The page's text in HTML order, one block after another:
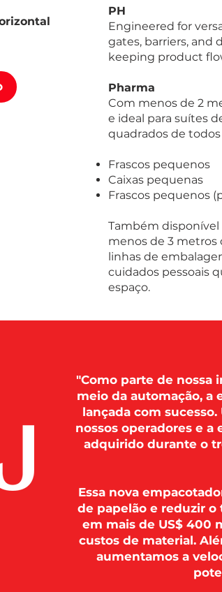
PH
Engineered for
gates, barriers, and
keeping product
Pharma
Com menos de 2
e ideal para suítes
quadrados de
Frascos pequenos
Caixas pequenas
Frascos pequenos
Também
menos de 3 metros
linhas de
cuidados pessoais
espaço.
"Como parte de nossa
meio da automação, a
lançada com
nossos operadores e
adquirido durante o
Essa nova
de papelão e reduzir
em mais de US$ 400
custos de material.
aumentamos a